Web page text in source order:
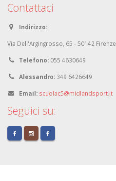
Contattaci
Indirizzo:
Via Dell'Argingrosso, 65 - 50142 Firenze
Telefono: 055 4630649
Alessandro: 349 6426649
Email: scuolac5@midlandsport.it
Seguici su: